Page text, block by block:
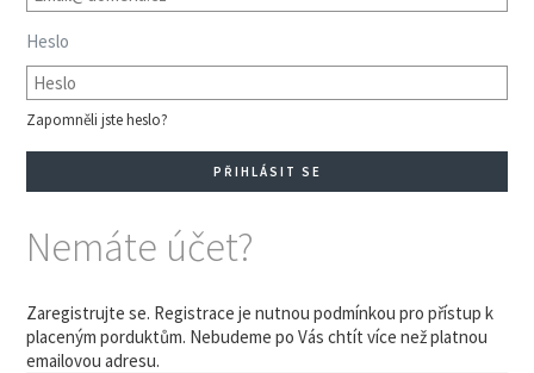
Heslo
Zapomněli jste heslo?
Nemáte účet?
Zaregistrujte se. Registrace je nutnou podmínkou pro přístup k
placeným porduktům. Nebudeme po Vás chtít více než platnou
emailovou adresu.